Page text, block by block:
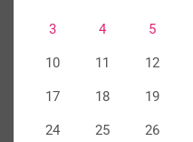
3 4 5
10 11 12
17 18 19
24 25 26